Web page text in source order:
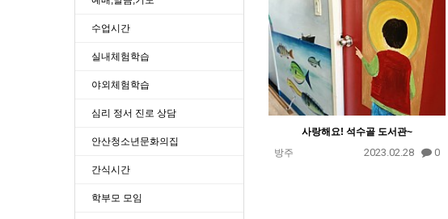
사랑해요! 석수골 도서관~
방주
2023.02.28 0
수업시간
실내체험학습
야외체험학습
심리 정서 진로 상담
안산청소년문화의집
간식시간
학부모 모임